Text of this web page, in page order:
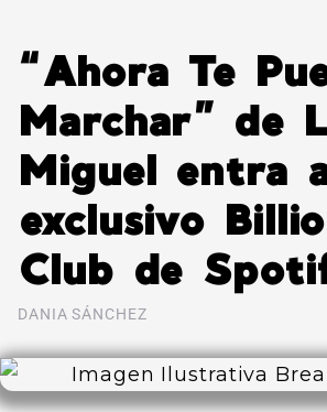
“Ahora Te
Marchar” de
Miguel entra
exclusivo
Club de
DANIA SÁNCHEZ